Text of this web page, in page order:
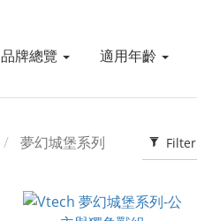
品牌總覽 適用年齡
Filter
夢幻城堡系列